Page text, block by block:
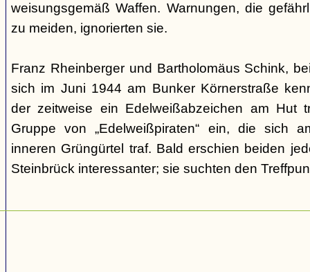
weisungsgemäß Waffen. Warnungen, die
zu meiden, ignorierten sie.
Franz Rheinberger und Bartholomäus Schink,
sich im Juni 1944 am Bunker Körnerstraße
der zeitweise ein Edelweißabzeichen am Hut
Gruppe von „Edelweißpiraten“ ein, die sich
inneren Grüngürtel traf. Bald erschien beiden
Steinbrück interessanter; sie suchten den